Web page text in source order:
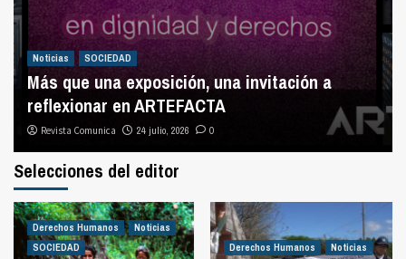
Noticias SOCIEDAD
Más que una exposición, una invitación a
reflexionar en ARTEFACTA
Revista Comunica 24 julio, 2026 0
Selecciones del editor
Derechos Humanos
Noticias
SOCIEDAD
Derechos Humanos Noticias